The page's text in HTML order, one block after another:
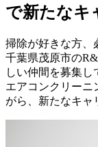
で新たなキ
掃除が好きな方、
千葉県茂原市の
しい仲間を募集し
エアコンクリーニ
がら、新たなキャ